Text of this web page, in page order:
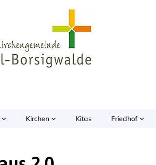
Kirchen Kitas Friedhof